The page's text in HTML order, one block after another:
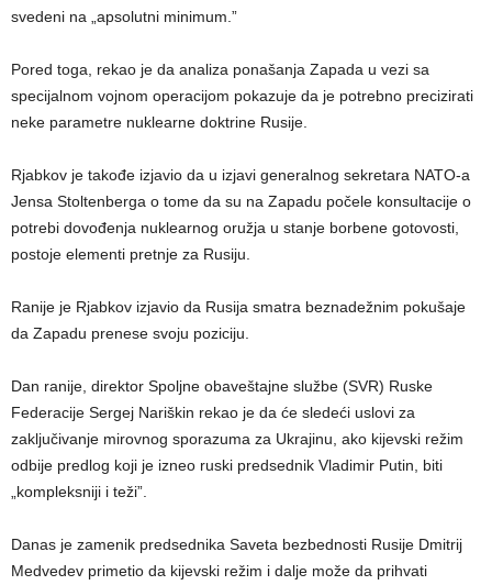
svedeni na „apsolutni minimum.”
Pored toga, rekao je da analiza ponašanja Zapada u vezi sa
specijalnom vojnom operacijom pokazuje da je potrebno precizirati
neke parametre nuklearne doktrine Rusije.
Rjabkov je takođe izjavio da u izjavi generalnog sekretara NATO-a
Jensa Stoltenberga o tome da su na Zapadu počele konsultacije o
potrebi dovođenja nuklearnog oružja u stanje borbene gotovosti,
postoje elementi pretnje za Rusiju.
Ranije je Rjabkov izjavio da Rusija smatra beznadežnim pokušaje
da Zapadu prenese svoju poziciju.
Dan ranije, direktor Spoljne obaveštajne službe (SVR) Ruske
Federacije Sergej Nariškin rekao je da će sledeći uslovi za
zaključivanje mirovnog sporazuma za Ukrajinu, ako kijevski režim
odbije predlog koji je izneo ruski predsednik Vladimir Putin, biti
„kompleksniji i teži”.
Danas je zamenik predsednika Saveta bezbednosti Rusije Dmitrij
Medvedev primetio da kijevski režim i dalje može da prihvati